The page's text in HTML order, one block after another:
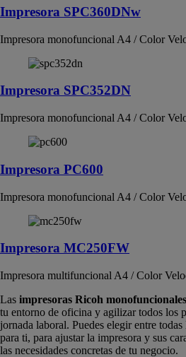
Impresora SPC360DNw
Impresora monofuncional A4 / Color
Impresora SPC352DN
Impresora monofuncional A4 / Color
Impresora PC600
Impresora monofuncional A4 / Color
Impresora MC250FW
Impresora multifuncional A4 / Color
Las impresoras Ricoh monofuncionales
tu entorno de oficina y agilizar todos los
jornada laboral. Puedes elegir entre
para ti, para ajustar la impresora y sus
las necesidades concretas de tu negocio.